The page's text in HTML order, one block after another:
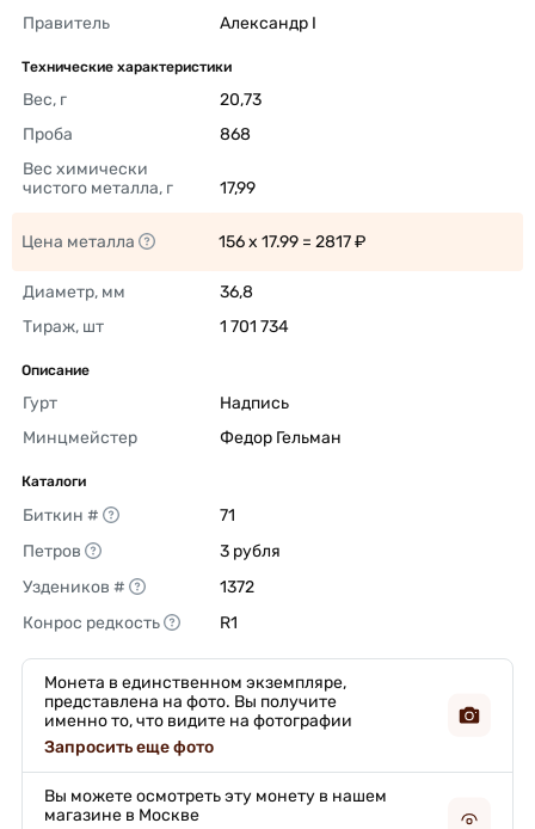
Правитель
Александр I
Технические характеристики
Вес, г
20,73
Проба
868
Вес химически
чистого металла, г
17,99
Цена металла 156 x 17.99 = 2817 ₽
Диаметр, мм
36,8
Тираж, шт
1 701 734
Описание
Гурт
Надпись
Минцмейстер
Федор Гельман
Каталоги
Биткин #
71
Петров
3 рубля
Уздеников #
1372
Конрос редкость
R1
Монета в единственном экземпляре,
представлена на фото. Вы получите
именно то, что видите на фотографии
Запросить еще фото
Вы можете осмотреть эту монету в нашем
магазине в Москве